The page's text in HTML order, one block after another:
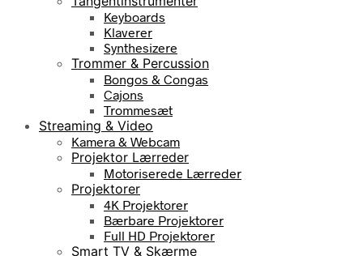
Keyboards
Klaverer
Synthesizere
Trommer & Percussion
Bongos & Congas
Cajons
Trommesæt
Streaming & Video
Kamera & Webcam
Projektor Lærreder
Motoriserede Lærreder
Projektorer
4K Projektorer
Bærbare Projektorer
Full HD Projektorer
Smart TV & Skærme